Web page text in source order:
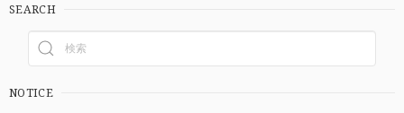
SEARCH
NOTICE